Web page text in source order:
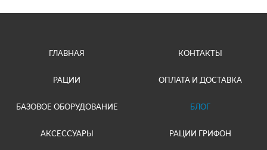
ГЛАВНАЯ
РАЦИИ
БАЗОВОЕ ОБОРУДОВАНИЕ
АКСЕССУАРЫ
КОНТАКТЫ
ОПЛАТА И ДОСТАВКА
БЛОГ
РАЦИИ ГРИФОН